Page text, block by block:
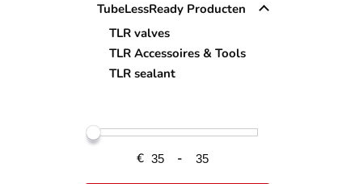
TubeLessReady Producten
TLR valves
TLR Accessoires & Tools
TLR sealant
€ -